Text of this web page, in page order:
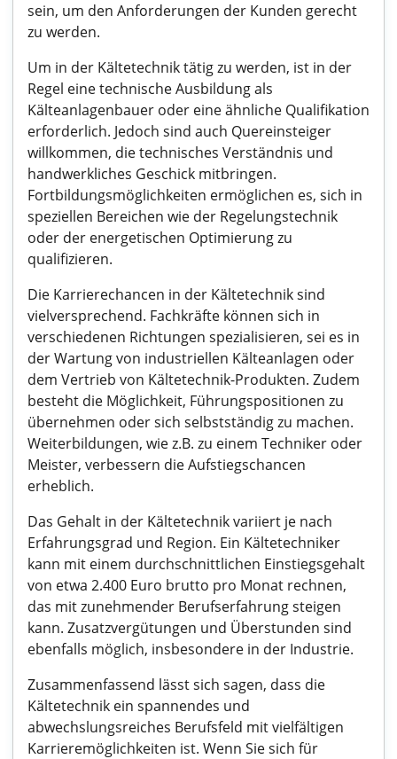
sein, um den Anforderungen der Kunden gerecht
zu werden.
Um in der Kältetechnik tätig zu werden, ist in der
Regel eine technische Ausbildung als
Kälteanlagenbauer oder eine ähnliche Qualifikation
erforderlich. Jedoch sind auch Quereinsteiger
willkommen, die technisches Verständnis und
handwerkliches Geschick mitbringen.
Fortbildungsmöglichkeiten ermöglichen es, sich in
speziellen Bereichen wie der Regelungstechnik
oder der energetischen Optimierung zu
qualifizieren.
Die Karrierechancen in der Kältetechnik sind
vielversprechend. Fachkräfte können sich in
verschiedenen Richtungen spezialisieren, sei es in
der Wartung von industriellen Kälteanlagen oder
dem Vertrieb von Kältetechnik-Produkten. Zudem
besteht die Möglichkeit, Führungspositionen zu
übernehmen oder sich selbstständig zu machen.
Weiterbildungen, wie z.B. zu einem Techniker oder
Meister, verbessern die Aufstiegschancen
erheblich.
Das Gehalt in der Kältetechnik variiert je nach
Erfahrungsgrad und Region. Ein Kältetechniker
kann mit einem durchschnittlichen Einstiegsgehalt
von etwa 2.400 Euro brutto pro Monat rechnen,
das mit zunehmender Berufserfahrung steigen
kann. Zusatzvergütungen und Überstunden sind
ebenfalls möglich, insbesondere in der Industrie.
Zusammenfassend lässt sich sagen, dass die
Kältetechnik ein spannendes und
abwechslungsreiches Berufsfeld mit vielfältigen
Karrieremöglichkeiten ist. Wenn Sie sich für